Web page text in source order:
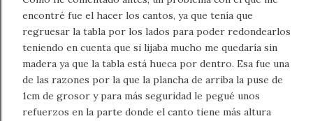
encontré fue el hacer los cantos, ya que tenía que
regruesar la tabla por los lados para poder redondearlos
teniendo en cuenta que si lijaba mucho me quedaría sin
madera ya que la tabla está hueca por dentro. Esa fue una
de las razones por la que la plancha de arriba la puse de
1cm de grosor y para más seguridad le pegué unos
refuerzos en la parte donde el canto tiene más altura